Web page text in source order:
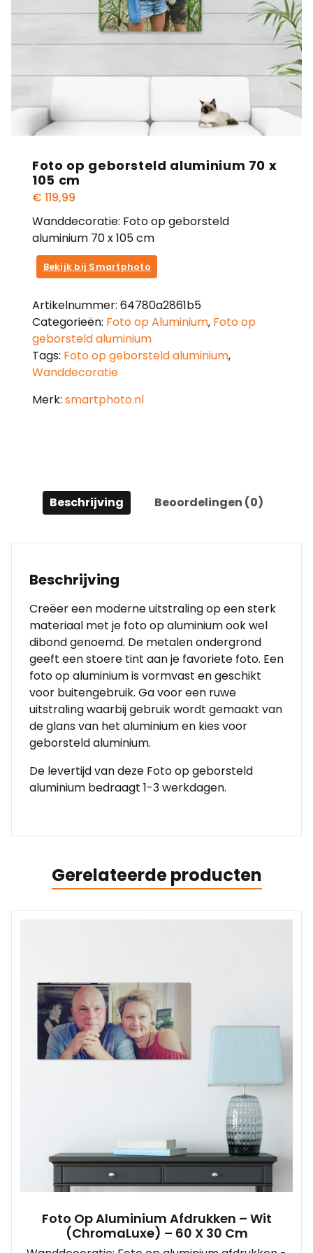
Foto op geborsteld aluminium 70 x
105 cm
€ 119,99
Wanddecoratie: Foto op geborsteld
aluminium 70 x 105 cm
Bekijk bij Smartphoto
Artikelnummer: 64780a2861b5
Categorieën: Foto op Aluminium, Foto op
geborsteld aluminium
Tags: Foto op geborsteld aluminium,
Wanddecoratie
Merk: smartphoto.nl
Beschrijving Beoordelingen (0)
Beschrijving
Creëer een moderne uitstraling op een sterk
materiaal met je foto op aluminium ook wel
dibond genoemd. De metalen ondergrond
geeft een stoere tint aan je favoriete foto. Een
foto op aluminium is vormvast en geschikt
voor buitengebruik. Ga voor een ruwe
uitstraling waarbij gebruik wordt gemaakt van
de glans van het aluminium en kies voor
geborsteld aluminium.
De levertijd van deze Foto op geborsteld
aluminium bedraagt 1-3 werkdagen.
Gerelateerde producten
Foto Op Aluminium Afdrukken – Wit
(ChromaLuxe) – 60 X 30 Cm